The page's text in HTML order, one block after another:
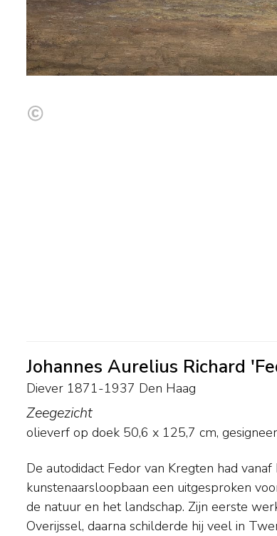
Johannes Aurelius Richard
Diever 1871-1937 Den Haag
Zeegezicht
olieverf op doek 50,6 x 125,7 cm,
De autodidact Fedor van Kregten had vanaf
kunstenaarsloopbaan een uitgesproken
de natuur en het landschap. Zijn eerste
Overijssel, daarna schilderde hij veel in
aan plant- en dierstudies. Van Kregten was geen
schetsen die hij in de natuur maakte werkte
Bekend is dat hij een nogal
contacten had met collega's en niet lid was